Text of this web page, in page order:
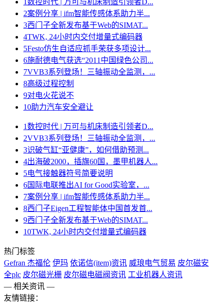
1数控时代 | 万可与机床制造引领者D...
2案例分享 | ifm智能传感体系助力半...
3西门子全新发布基于Web的SIMAT...
4TWK, 24小时内交付增量式编码器
5Festo仿生自适应抓手荣获多项设计...
6施耐德电气获选“2011中国绿色公司...
7VVB3系列登场！三轴振动全监测，...
8高级过程控制
9对电火花说不
10助力汽车安全避让
1数控时代 | 万可与机床制造引领者D...
2VVB3系列登场！三轴振动全监测，...
3识破气缸“亚健康”，如何借助预测...
4出海破2000，插旗60国，墨甲机器人...
5电气接触器符号简要说明
6国际电联推出AI for Good实验室，...
7案例分享 | ifm智能传感体系助力半...
8西门子Eigen工程智能体中国首发首...
9西门子全新发布基于Web的SIMAT...
10TWK, 24小时内交付增量式编码器
热门标签
Gefran 杰福伦 伊玛 依诺信(item)资讯 威琅电气贸易 皮尔磁安
全plc 皮尔磁光栅 皮尔磁电磁阀资讯 工业机器人资讯
— 相关资讯 —
友情链接：